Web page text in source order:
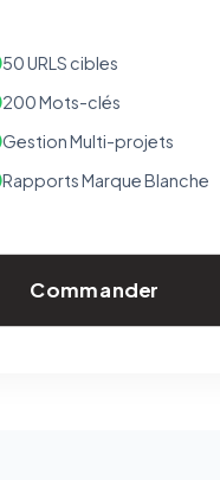
50 URLS cibles
200 Mots-clés
Gestion Multi-projets
Rapports Marque Blanche
Commander